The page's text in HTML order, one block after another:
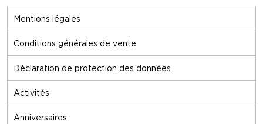
Mentions légales
Conditions générales de vente
Déclaration de protection des données
Activités
Anniversaires